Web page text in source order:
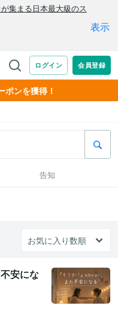
ポンを獲得！
告知
安にな